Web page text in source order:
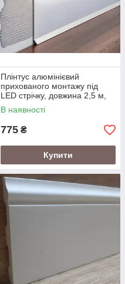
Плінтус алюмінієвий
прихованого монтажу під
LED стрічку, довжина 2,5 м,
Срібло, висота 80 мм
В наявності
775 ₴
Купити